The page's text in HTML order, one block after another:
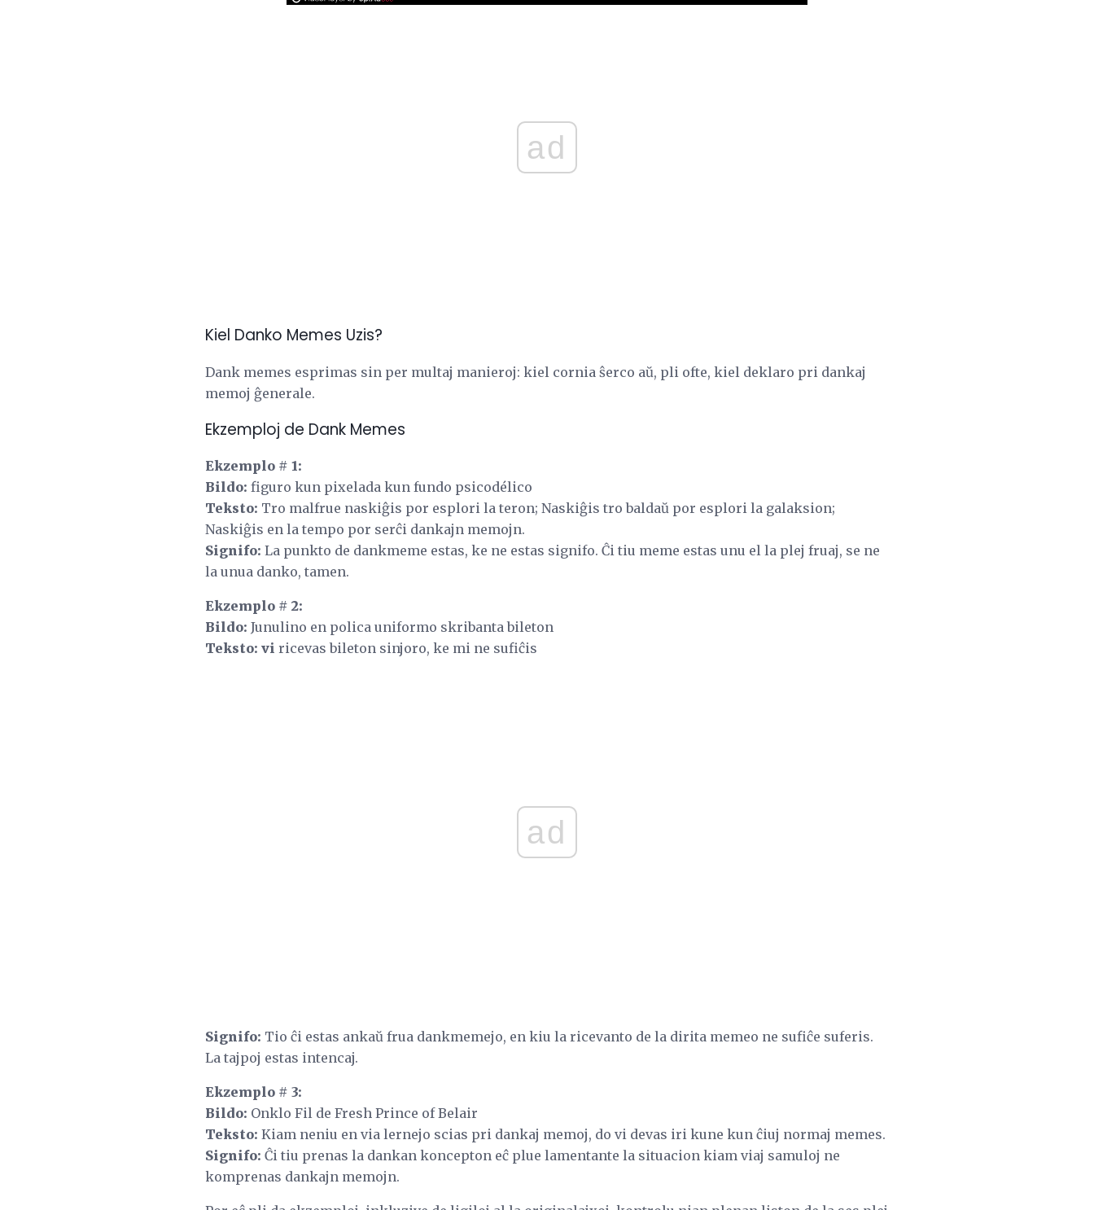
ad
Kiel Danko Memes Uzis?
Dank memes esprimas sin per multaj manieroj: kiel cornia ŝerco aŭ, pli ofte, kiel deklaro pri dankaj
memoj ĝenerale.
Ekzemploj de Dank Memes
Ekzemplo # 1:
Bildo: figuro kun pixelada kun fundo psicodélico
Teksto: Tro malfrue naskiĝis por esplori la teron; Naskiĝis tro baldaŭ por esplori la galaksion;
Naskiĝis en la tempo por serĉi dankajn memojn.
Signifo: La punkto de dankmeme estas, ke ne estas signifo. Ĉi tiu meme estas unu el la plej fruaj, se ne
la unua danko, tamen.
Ekzemplo # 2:
Bildo: Junulino en polica uniformo skribanta bileton
Teksto: vi ricevas bileton sinjoro, ke mi ne sufiĉis
ad
Signifo: Tio ĉi estas ankaŭ frua dankmemejo, en kiu la ricevanto de la dirita memeo ne sufiĉe suferis.
La tajpoj estas intencaj.
Ekzemplo # 3:
Bildo: Onklo Fil de Fresh Prince of Belair
Teksto: Kiam neniu en via lernejo scias pri dankaj memoj, do vi devas iri kune kun ĉiuj normaj memes.
Signifo: Ĉi tiu prenas la dankan koncepton eĉ plue lamentante la situacion kiam viaj samuloj ne
komprenas dankajn memojn.